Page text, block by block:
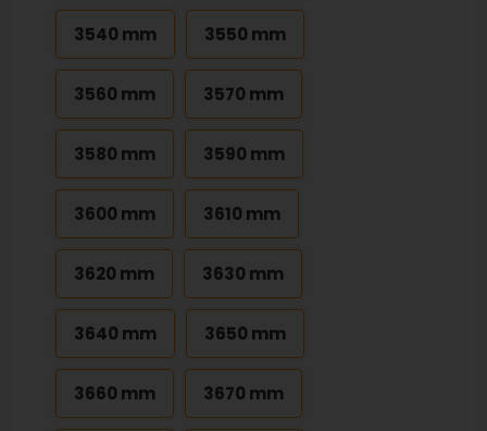
3540 mm 3550 mm
3560 mm 3570 mm
3580 mm 3590 mm
3600 mm 3610 mm
3620 mm 3630 mm
3640 mm 3650 mm
3660 mm 3670 mm